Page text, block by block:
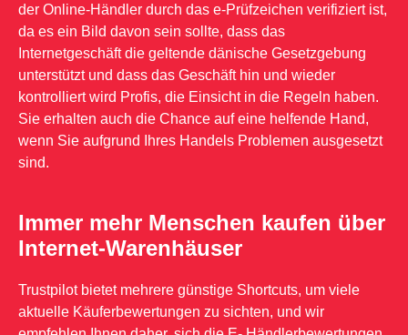
der Online-Händler durch das e-Prüfzeichen verifiziert ist,
da es ein Bild davon sein sollte, dass das
Internetgeschäft die geltende dänische Gesetzgebung
unterstützt und dass das Geschäft hin und wieder
kontrolliert wird Profis, die Einsicht in die Regeln haben.
Sie erhalten auch die Chance auf eine helfende Hand,
wenn Sie aufgrund Ihres Handels Problemen ausgesetzt
sind.
Immer mehr Menschen kaufen über
Internet-Warenhäuser
Trustpilot bietet mehrere günstige Shortcuts, um viele
aktuelle Käuferbewertungen zu sichten, und wir